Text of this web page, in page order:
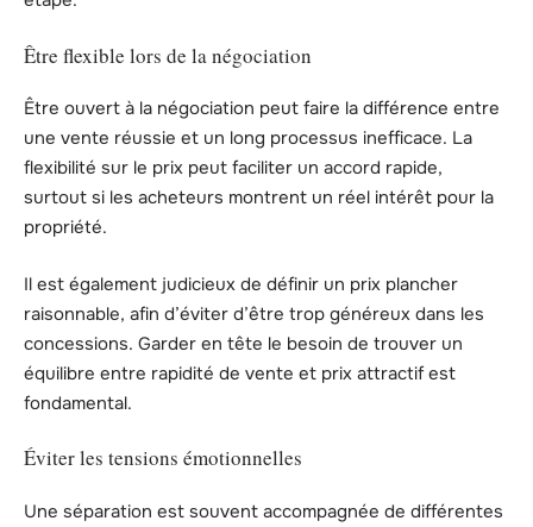
Être flexible lors de la négociation
Être ouvert à la négociation peut faire la différence entre
une vente réussie et un long processus inefficace. La
flexibilité sur le prix peut faciliter un accord rapide,
surtout si les acheteurs montrent un réel intérêt pour la
propriété.
Il est également judicieux de définir un prix plancher
raisonnable, afin d’éviter d’être trop généreux dans les
concessions. Garder en tête le besoin de trouver un
équilibre entre rapidité de vente et prix attractif est
fondamental.
Éviter les tensions émotionnelles
Une séparation est souvent accompagnée de différentes